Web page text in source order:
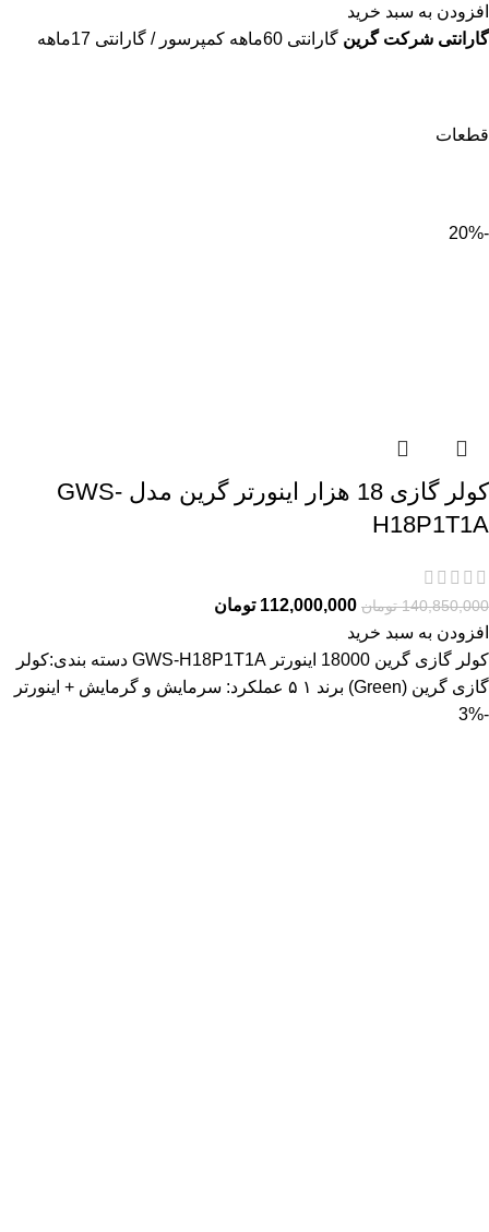
افزودن به سبد خرید
گارانتی شرکت گرین
گارانتی 60ماهه کمپرسور / گارانتی 17ماهه
قطعات
-20%
کولر گازی 18 هزار اینورتر گرین مدل GWS-
H18P1T1A
140,850,000 تومان 112,000,000 تومان
افزودن به سبد خرید
کولر گازی گرین 18000 اینورتر GWS-H18P1T1A دسته بندی:کولر
گازی گرین (Green) برند ۱ ۵ عملکرد: سرمايش و گرمایش + اینورتر
-3%